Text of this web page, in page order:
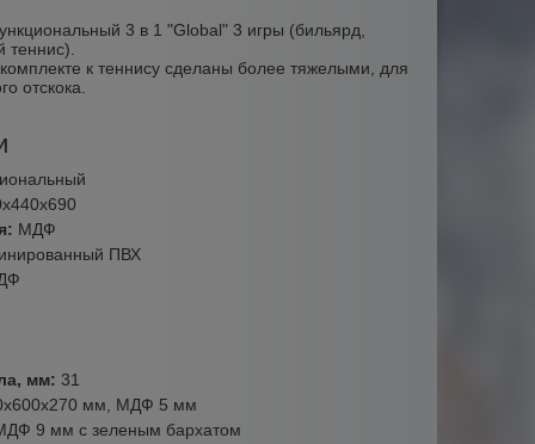
3 в 1 "Global" 3 игры (бильярд,
теннис).
к теннису сделаны более тяжелыми, для
отскока.
МДФ
ПВХ
мм: 31
мм, МДФ 5 мм
9 мм с зеленым бархатом